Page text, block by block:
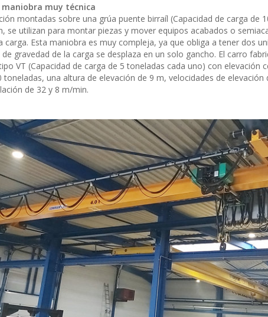
muy técnica
montadas sobre una grúa puente birraíl (Capacidad de carga de
se utilizan para montar piezas y mover equipos acabados o
carga. Esta maniobra es muy compleja, ya que obliga a tener dos
gravedad de la carga se desplaza en un solo gancho. El carro
VT (Capacidad de carga de 5 toneladas cada uno) con elevación
toneladas, una altura de elevación de 9 m, velocidades de
de 32 y 8 m/min.